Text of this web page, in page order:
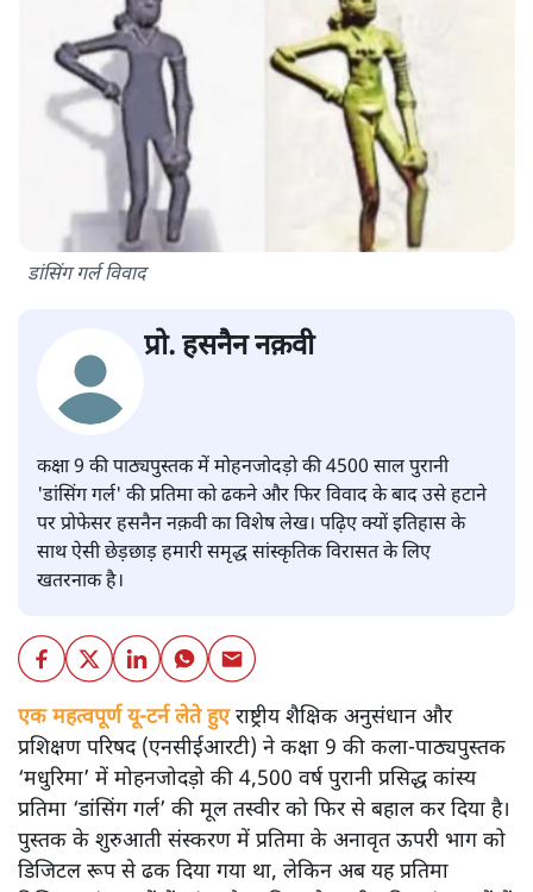
डांसिंग गर्ल विवाद
प्रो. हसनैन नक़वी
कक्षा 9 की पाठ्यपुस्तक में मोहनजोदड़ो की 4500 साल पुरानी
'डांसिंग गर्ल' की प्रतिमा को ढकने और फिर विवाद के बाद उसे हटाने
पर प्रोफेसर हसनैन नक़वी का विशेष लेख। पढ़िए क्यों इतिहास के
साथ ऐसी छेड़छाड़ हमारी समृद्ध सांस्कृतिक विरासत के लिए
खतरनाक है।
एक महत्वपूर्ण यू-टर्न लेते हुएराष्ट्रीय शैक्षिक अनुसंधान और
प्रशिक्षण परिषद (एनसीईआरटी) ने कक्षा 9 की कला-पाठ्यपुस्तक
‘मधुरिमा’ में मोहनजोदड़ो की 4,500 वर्ष पुरानी प्रसिद्ध कांस्य
प्रतिमा ‘डांसिंग गर्ल’ की मूल तस्वीर को फिर से बहाल कर दिया है।
पुस्तक के शुरुआती संस्करण में प्रतिमा के अनावृत ऊपरी भाग को
डिजिटल रूप से ढक दिया गया था, लेकिन अब यह प्रतिमा